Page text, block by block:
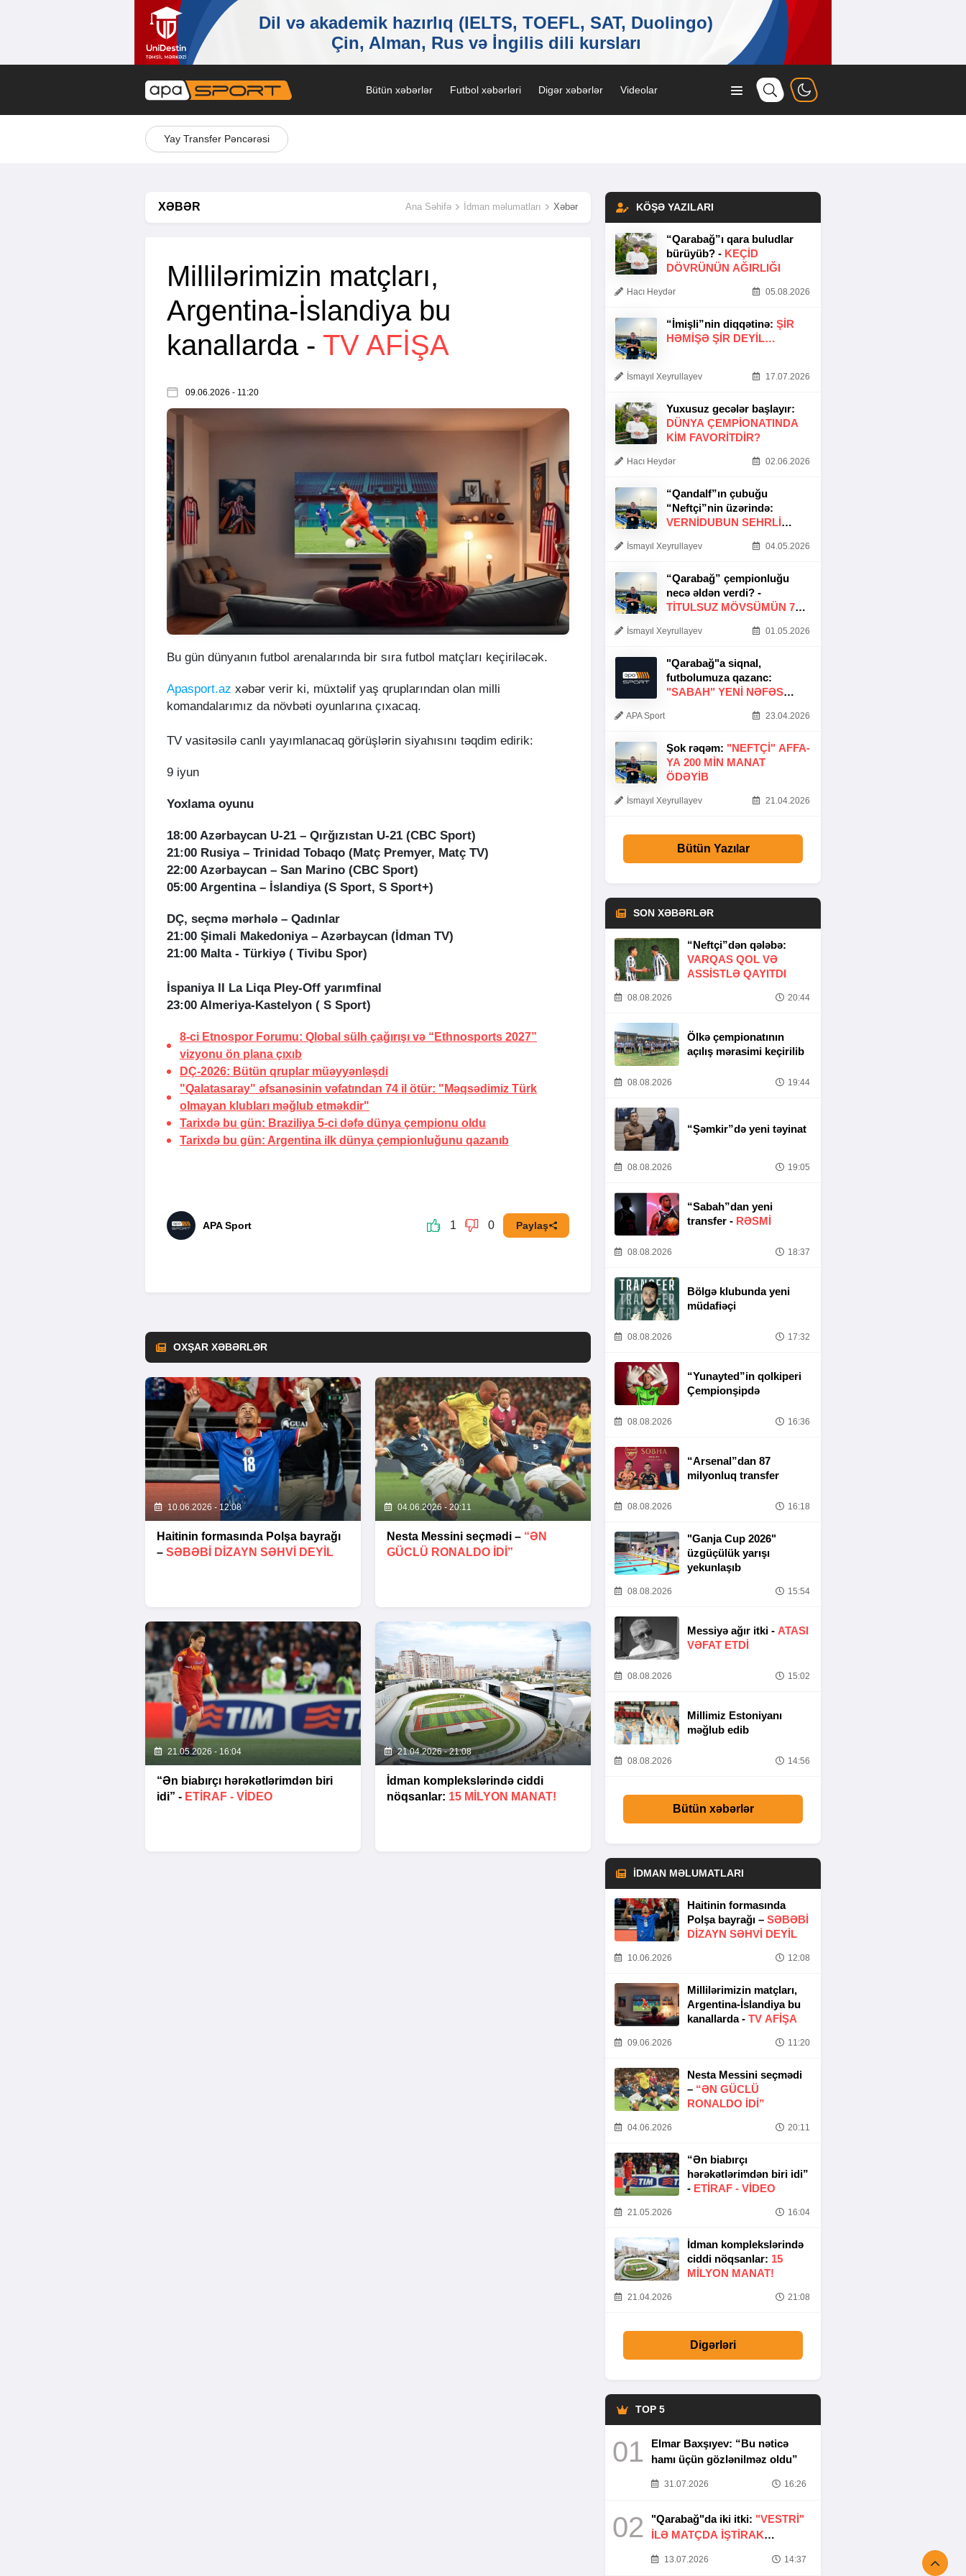
Bütün xəbərlər Futbol xəbərləri Digər xəbərlər Videolar
Yay Transfer Pəncərəsi
XƏBƏR Ana Səhifə İdman məlumatları Xəbər
Millilərimizin matçları,
Argentina-İslandiya bu
kanallarda - TV AFİŞA
09.06.2026 - 11:20
Bu gün dünyanın futbol arenalarında bir sıra futbol matçları keçiriləcək.
Apasport.az xəbər verir ki, müxtəlif yaş qruplarından olan milli
komandalarımız da növbəti oyunlarına çıxacaq.
TV vasitəsilə canlı yayımlanacaq görüşlərin siyahısını təqdim edirik:
9 iyun
Yoxlama oyunu
18:00 Azərbaycan U-21 – Qırğızıstan U-21 (CBC Sport)
21:00 Rusiya – Trinidad Tobaqo (Matç Premyer, Matç TV)
22:00 Azərbaycan – San Marino (CBC Sport)
05:00 Argentina – İslandiya (S Sport, S Sport+)
DÇ, seçmə mərhələ – Qadınlar
21:00 Şimali Makedoniya – Azərbaycan (İdman TV)
21:00 Malta - Türkiyə ( Tivibu Spor)
İspaniya II La Liqa Pley-Off yarımfinal
23:00 Almeriya-Kastelyon ( S Sport)
8-ci Etnospor Forumu: Qlobal sülh çağırışı və “Ethnosports 2027”
vizyonu ön plana çıxıb
DÇ-2026: Bütün qruplar müəyyənləşdi
"Qalatasaray" əfsanəsinin vəfatından 74 il ötür: "Məqsədimiz Türk
olmayan klubları məğlub etməkdir"
Tarixdə bu gün: Braziliya 5-ci dəfə dünya çempionu oldu
Tarixdə bu gün: Argentina ilk dünya çempionluğunu qazanıb
APA Sport 1 0 Paylaş
OXŞAR XƏBƏRLƏR
10.06.2026 - 12:08
Haitinin formasında Polşa bayrağı
– SƏBƏBI DIZAYN SƏHVI DEYIL
04.06.2026 - 20:11
Nesta Messini seçmədi – “ƏN
GÜCLÜ RONALDO IDI”
21.05.2026 - 16:04
“Ən biabırçı hərəkətlərimdən biri
idi” - ETIRAF - VİDEO
21.04.2026 - 21:08
İdman komplekslərində ciddi
nöqsanlar: 15 MILYON MANAT!
KÖŞƏ YAZILARI
“Qarabağ”ı qara buludlar
bürüyüb? - KEÇID
DÖVRÜNÜN AĞIRLIĞI
Hacı Heydər 05.08.2026
“İmişli”nin diqqətinə: ŞIR
HƏMIŞƏ ŞIR DEYIL…
İsmayıl Xeyrullayev 17.07.2026
Yuxusuz gecələr başlayır:
DÜNYA ÇEMPIONATINDA
KIM FAVORITDIR?
Hacı Heydər 02.06.2026
“Qandalf”ın çubuğu
“Neftçi”nin üzərində:
VERNİDUBUN SEHRLİ
İsmayıl Xeyrullayev 04.05.2026
“Qarabağ” çempionluğu
necə əldən verdi? -
TITULSUZ MÖVSÜMÜN 7
İsmayıl Xeyrullayev 01.05.2026
"Qarabağ"a siqnal,
futbolumuza qazanc:
"SABAH" YENI NƏFƏS
APA Sport 23.04.2026
Şok rəqəm: "NEFTÇI" AFFA-
YA 200 MIN MANAT
ÖDƏYIB
İsmayıl Xeyrullayev 21.04.2026
Bütün Yazılar
SON XƏBƏRLƏR
“Neftçi”dən qələbə:
VARQAS QOL VƏ
ASSİSTLƏ QAYITDI
08.08.2026 20:44
Ölkə çempionatının
açılış mərasimi keçirilib
08.08.2026 19:44
“Şəmkir”də yeni təyinat
08.08.2026 19:05
“Sabah”dan yeni
transfer - RƏSMİ
08.08.2026 18:37
Bölgə klubunda yeni
müdafiəçi
08.08.2026 17:32
“Yunayted”in qolkiperi
Çempionşipdə
08.08.2026 16:36
“Arsenal”dan 87
milyonluq transfer
08.08.2026 16:18
"Ganja Cup 2026"
üzgüçülük yarışı
yekunlaşıb
08.08.2026 15:54
Messiyə ağır itki - ATASI
VƏFAT ETDI
08.08.2026 15:02
Millimiz Estoniyanı
məğlub edib
08.08.2026 14:56
Bütün xəbərlər
İDMAN MƏLUMATLARI
Haitinin formasında
Polşa bayrağı – SƏBƏBI
DIZAYN SƏHVI DEYIL
10.06.2026 12:08
Millilərimizin matçları,
Argentina-İslandiya bu
kanallarda - TV AFİŞA
09.06.2026 11:20
Nesta Messini seçmədi
– “ƏN GÜCLÜ
RONALDO IDI”
04.06.2026 20:11
“Ən biabırçı
hərəkətlərimdən biri idi”
- ETIRAF - VİDEO
21.05.2026 16:04
İdman komplekslərində
ciddi nöqsanlar: 15
MILYON MANAT!
21.04.2026 21:08
Digərləri
TOP 5
01
Elmar Baxşıyev: “Bu nəticə
hamı üçün gözlənilməz oldu”
31.07.2026 16:26
02 "Qarabağ"da iki itki: "VESTRİ"
İLƏ MATÇDA İŞTİRAK
13.07.2026 14:37